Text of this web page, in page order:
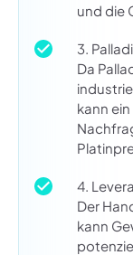
und die
3.
Da
kann
4.
Der
kann